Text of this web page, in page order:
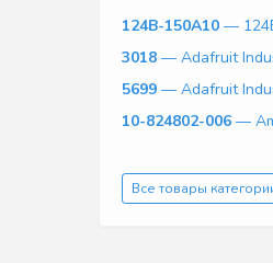
124B-150A10 —
3018 — Adafruit
5699 — Adafruit
10-824802-006 —
Все товары